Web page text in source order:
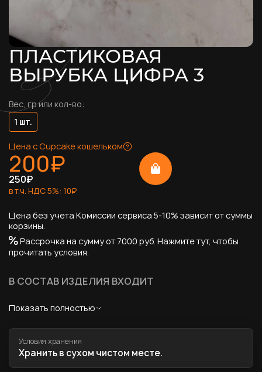
ПЛАСТИКОВАЯ
ВЫРУБКА ЦИФРА 3
Вес, гр или кол-во:
1 шт.
Цена с Cupcake кошельком
200₽
250₽
в т.ч. НДС5%: 10₽
Цена без учета Комиссии сервиса 5-10% зависит от суммы
корзины.
Рассрочка на сумму от 7000 руб. Нажмите тут, чтобы
прочитать условия.
В СОСТАВ ИЗДЕЛИЯ ВХОДИТ
Условия хранения
Хранить в сухом чистом месте.